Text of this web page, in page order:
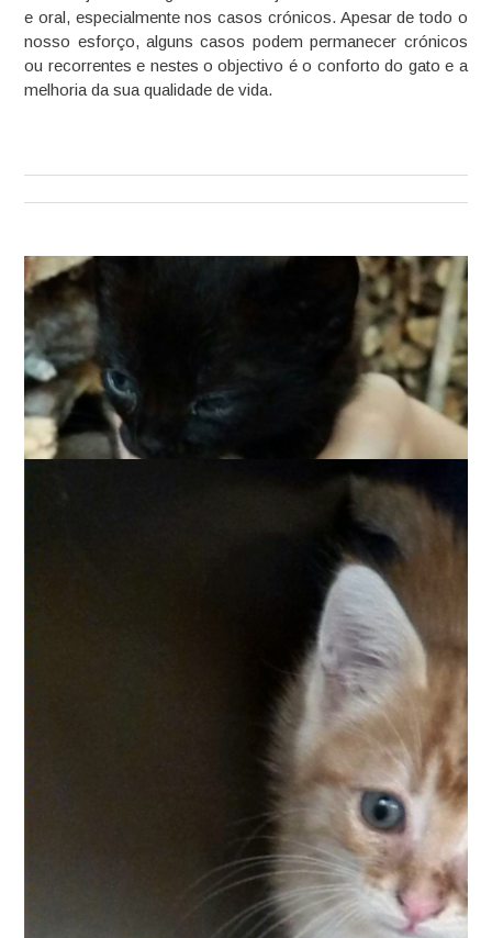
e oral, especialmente nos casos crónicos. Apesar de todo o
nosso esforço, alguns casos podem permanecer crónicos
ou recorrentes e nestes o objectivo é o conforto do gato e a
melhoria da sua qualidade de vida.